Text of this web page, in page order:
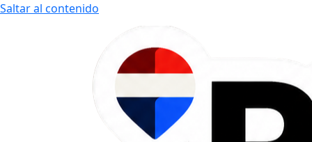
Saltar al contenido